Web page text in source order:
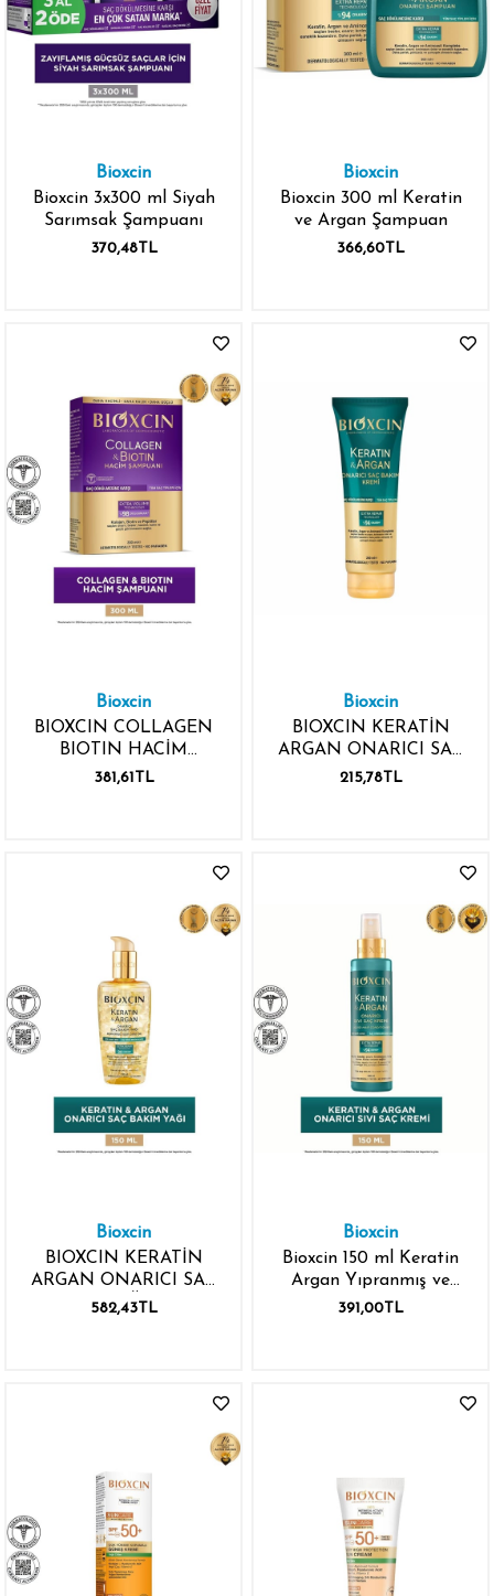
Bioxcin
Bioxcin 3x300 ml Siyah
Sarımsak Şampuanı
370,48TL
Bioxcin
Bioxcin 300 ml Keratin
ve Argan Şampuan
366,60TL
Bioxcin
BIOXCIN COLLAGEN
BIOTIN HACİM
ŞAMPUANI 300ML
381,61TL
Bioxcin
BIOXCIN KERATİN
ARGAN ONARICI SAÇ
BAKIM KREMİ 250ML
215,78TL
Bioxcin
BIOXCIN KERATİN
ARGAN ONARICI SAÇ
BAKIM YAĞI 150ML
582,43TL
Bioxcin
Bioxcin 150 ml Keratin
Argan Yıpranmış ve
Hassas Saçlar Onarıcı
391,00TL